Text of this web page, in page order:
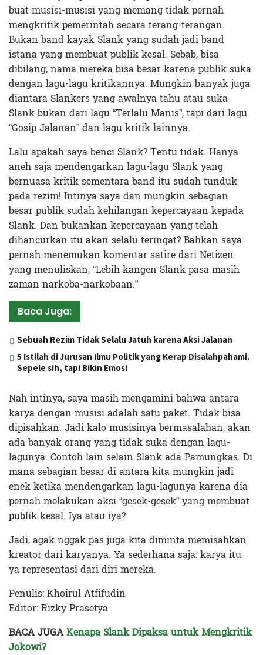
buat musisi-musisi yang memang tidak pernah
mengkritik pemerintah secara terang-terangan.
Bukan band kayak Slank yang sudah jadi band
istana yang membuat publik kesal. Sebab, bisa
dibilang, nama mereka bisa besar karena publik suka
dengan lagu-lagu kritikannya. Mungkin banyak juga
diantara Slankers yang awalnya tahu atau suka
Slank bukan dari lagu “Terlalu Manis”, tapi dari lagu
“Gosip Jalanan” dan lagu kritik lainnya.
Lalu apakah saya benci Slank? Tentu tidak. Hanya
aneh saja mendengarkan lagu-lagu Slank yang
bernuasa kritik sementara band itu sudah tunduk
pada rezim! Intinya saya dan mungkin sebagian
besar publik sudah kehilangan kepercayaan kepada
Slank. Dan bukankan kepercayaan yang telah
dihancurkan itu akan selalu teringat? Bahkan saya
pernah menemukan komentar satire dari Netizen
yang menuliskan, “Lebih kangen Slank pasa masih
zaman narkoba-narkobaan.”
Baca Juga:
Sebuah Rezim Tidak Selalu Jatuh karena Aksi Jalanan
5 Istilah di Jurusan Ilmu Politik yang Kerap Disalahpahami.
Sepele sih, tapi Bikin Emosi
Nah intinya, saya masih mengamini bahwa antara
karya dengan musisi adalah satu paket. Tidak bisa
dipisahkan. Jadi kalo musisinya bermasalahan, akan
ada banyak orang yang tidak suka dengan lagu-
lagunya. Contoh lain selain Slank ada Pamungkas. Di
mana sebagian besar di antara kita mungkin jadi
enek ketika mendengarkan lagu-lagunya karena dia
pernah melakukan aksi “gesek-gesek” yang membuat
publik kesal. Iya atau iya?
Jadi, agak nggak pas juga kita diminta memisahkan
kreator dari karyanya. Ya sederhana saja: karya itu
ya representasi dari diri mereka.
Penulis: Khoirul Atfifudin
Editor: Rizky Prasetya
BACA JUGAKenapa Slank Dipaksa untuk Mengkritik
Jokowi?